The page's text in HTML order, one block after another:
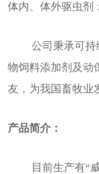
体内、体外驱虫剂
公司秉承可持续
物饲料添加剂及动
友，为我国畜牧业
产品简介：
目前生产有“威